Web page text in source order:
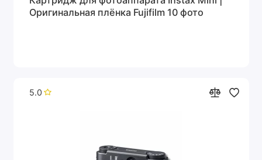
Оригинальная плёнка Fujifilm 10 фото
5.0